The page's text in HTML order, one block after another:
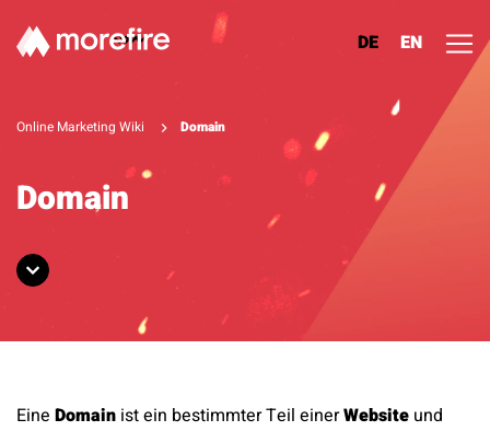
DE EN
Lösungen
Referenzen
Online Marketing Wiki Domain
Domain
Eine Domain ist ein bestimmter Teil einerWebsite und